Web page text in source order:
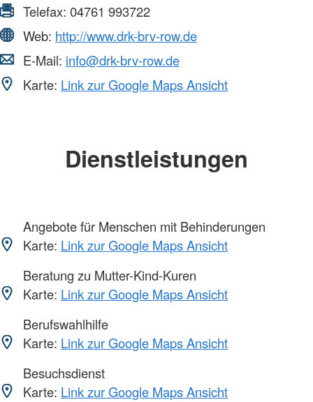
Telefax: 04761 993722
Web: http://www.drk-brv-row.de
E-Mail: info@drk-brv-row.de
Karte: Link zur Google Maps Ansicht
Dienstleistungen
Angebote für Menschen mit Behinderungen
Karte: Link zur Google Maps Ansicht
Beratung zu Mutter-Kind-Kuren
Karte: Link zur Google Maps Ansicht
Berufswahlhilfe
Karte: Link zur Google Maps Ansicht
Besuchsdienst
Karte: Link zur Google Maps Ansicht